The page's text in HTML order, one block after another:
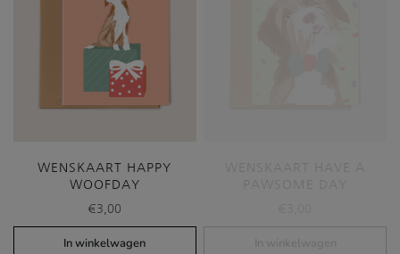
WENSKAART HAPPY
WOOFDAY
€ 3,00
In winkelwagen